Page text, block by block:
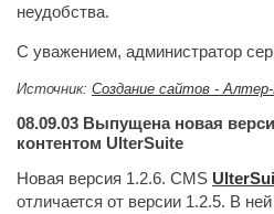
неудобства.
С уважением, администратор
Источник: Создание сайтов -
08.09.03 Выпущена новая
контентом UlterSuite
Новая версия 1.2.6. CMS
отличается от версии 1.2.5. В